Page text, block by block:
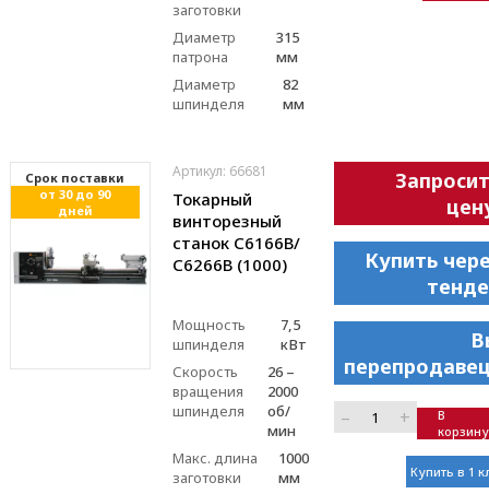
заготовки
Диаметр
патрона
315
мм
Диаметр
шпинделя
82
мм
Cрок поставки
от 30 до 90
дней
Артикул: 66681
Токарный
винторезный
станок С6166В/
С6266В (1000)
Мощность
шпинделя
7,5
кВт
Скорость
вращения
шпинделя
26 –
2000
об/
мин
Макс. длина
заготовки
1000
мм
Купить
– +
В
корзину
Купить в 1